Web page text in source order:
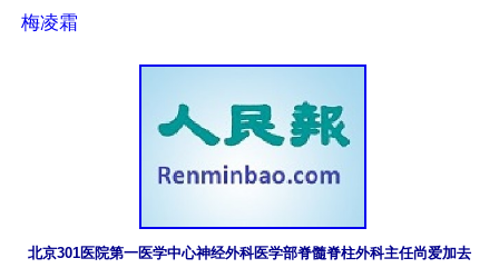
梅凌霜
北京301医院第一医学中心神经外科医学部脊髓脊柱外科主任尚爱加去